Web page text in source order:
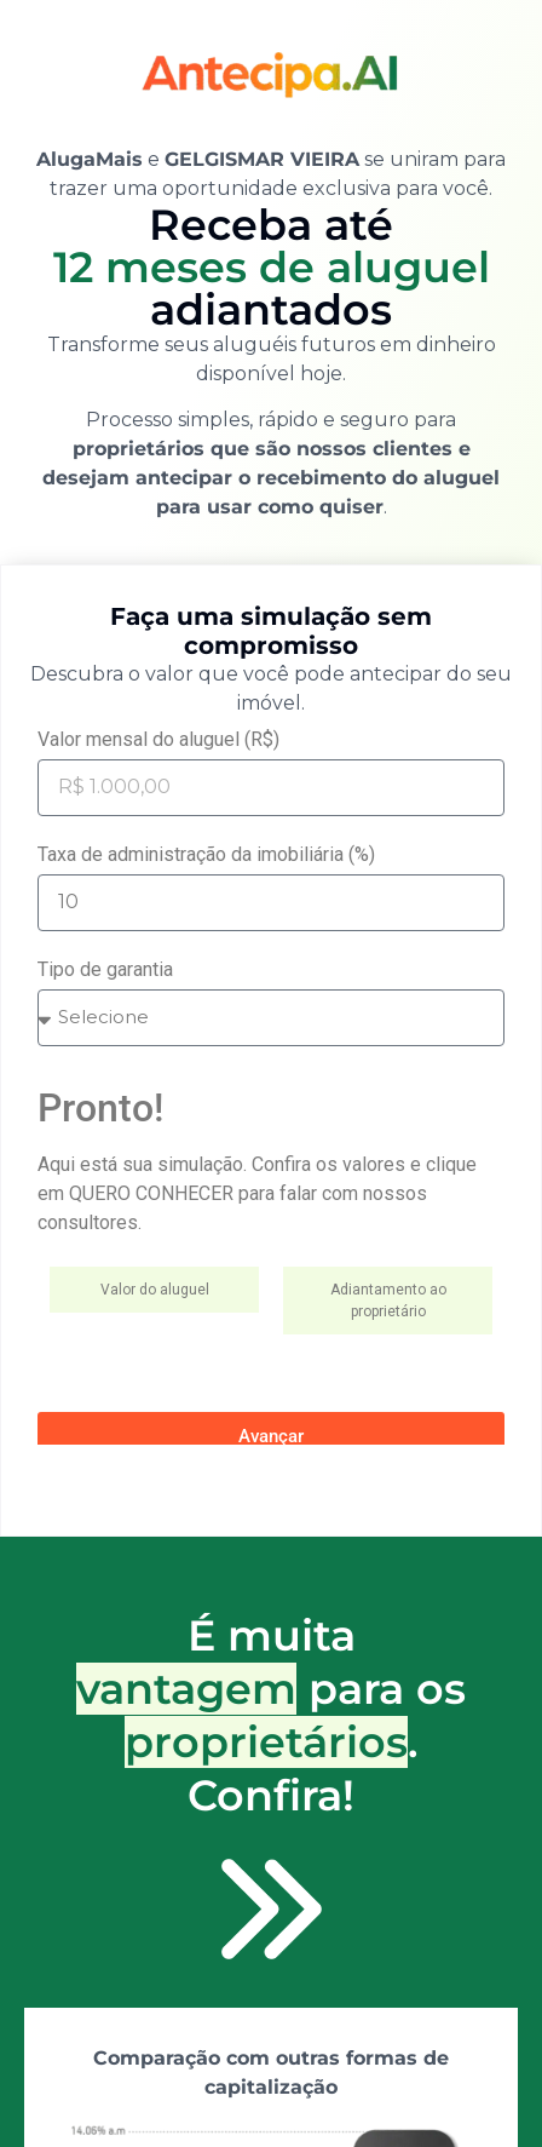
AlugaMais e GELGISMAR VIEIRAse uniram para
trazer uma oportunidade exclusiva para você.
Receba até
12 meses de aluguel
adiantados
Transforme seus aluguéis futuros em dinheiro
disponível hoje.
Processo simples, rápido e seguro para
proprietários que são nossos clientes e
desejam antecipar o recebimento do aluguel
para usar como quiser.
Faça uma simulação sem
compromisso
Descubra o valor que você pode antecipar do seu
imóvel.
Valor mensal do aluguel (R$)
Taxa de administração da imobiliária (%)
Tipo de garantia
Pronto!
Aqui está sua simulação. Confira os valores e clique
em QUERO CONHECER para falar com nossos
consultores.
Valor do aluguel
Adiantamento ao
proprietário
Avançar
É muita
vantagem para os
proprietários.
Confira!
Comparação com outras formas de
capitalização